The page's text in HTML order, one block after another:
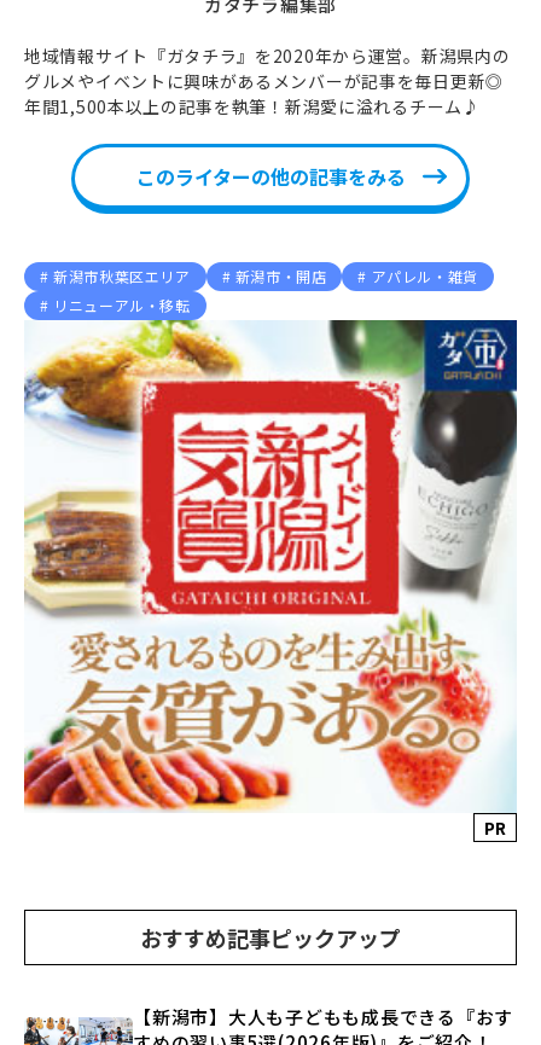
地域情報サイト『ガタチラ』を2020年から運営。新潟県内の
グルメやイベントに興味があるメンバーが記事を毎日更新◎
年間1,500本以上の記事を執筆！新潟愛に溢れるチーム♪
このライターの他の記事をみる
新潟市秋葉区エリア 新潟市・開店
アパレル・雑貨
リニューアル・移転
PR
おすすめ記事ピックアップ
【新潟市】大人も子どもも成長できる『おす